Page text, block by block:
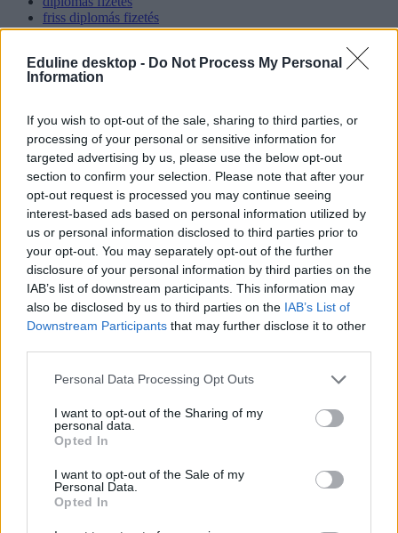
Eduline desktop - Do Not Process My Personal
Information
If you wish to opt-out of the sale, sharing to third parties, or
processing of your personal or sensitive information for
targeted advertising by us, please use the below opt-out
section to confirm your selection. Please note that after your
opt-out request is processed you may continue seeing
interest-based ads based on personal information utilized by
us or personal information disclosed to third parties prior to
your opt-out. You may separately opt-out of the further
disclosure of your personal information by third parties on the
IAB’s list of downstream participants. This information may
also be disclosed by us to third parties on the IAB’s List of
Downstream Participants that may further disclose it to other
Personal Data Processing Opt Outs
I want to opt-out of the Sharing of my
personal data.
Opted In
I want to opt-out of the Sale of my
Personal Data.
Opted In
friss diplomás fizetés
diplomás pályakövetési rendszer
agrár képzési terület
Mi a baj a 8 osztályos általános iskolával, és mi jöhet
helyette?
A kisiskolák tanárhiánya és a kisgimnáziumok elitképzővé válása
nem elszigetelt hibák, hanem a jelenlegi oktatási szerkezet
Gyarmathy Éva klinikai és neveléslélektani szakpszichológus,
egyetemi tanár szerint.
Kurucz-Gáspár Tünde
Lannert Judit: Rugalmasabb napkezdés, hosszabb
szünetek és több mozgás jöhet az alsó tagozatokban
szeptembertől